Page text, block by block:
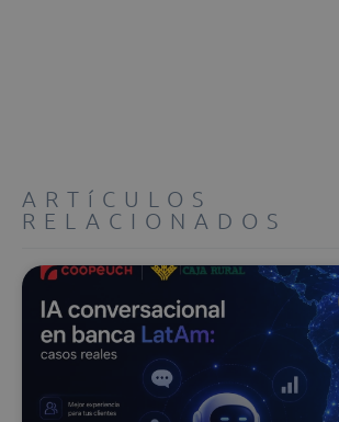
ARTíCULOS
RELACIONADOS